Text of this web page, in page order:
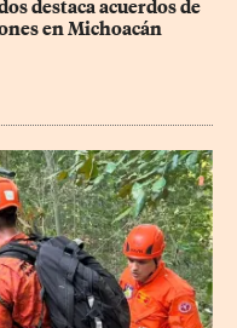
destaca acuerdos de
en Michoacán